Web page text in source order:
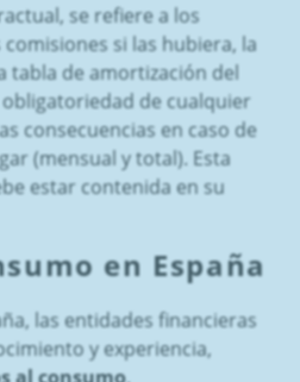
se refiere a los
comisiones si las hubiera, la
tabla de amortización del
obligatoriedad de cualquier
consecuencias en caso de
(mensual y total). Esta
estar contenida en su
en España
las entidades financieras
y experiencia,